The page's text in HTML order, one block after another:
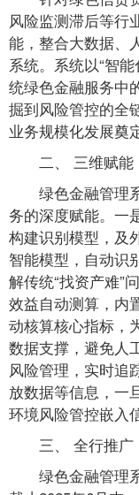
风险监测滞后等行
能，整合大数据、
系统。系统以“智
统绿色金融服务中
掘到风险管控的全
业务规模化发展奠
二、 三维赋能
绿色金融管理
务的深度赋能。一
构建识别模型，及
智能模型，自动识
解传统“找资产难”
效益自动测算，内
动核算核心指标，
数据支撑，避免人
风险管理，实时追
放数据等信息，一
环境风险管控嵌入
三、 全行推
绿色金融管理